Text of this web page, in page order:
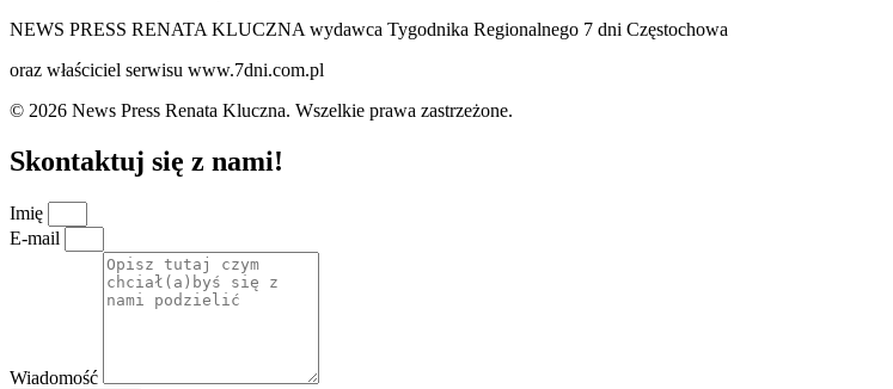
NEWS PRESS RENATA KLUCZNA wydawca Tygodnika Regionalnego 7 dni Częstochowa
oraz właściciel serwisu www.7dni.com.pl
© 2026 News Press Renata Kluczna. Wszelkie prawa zastrzeżone.
Skontaktuj się z nami!
Imię
E-mail
Wiadomość